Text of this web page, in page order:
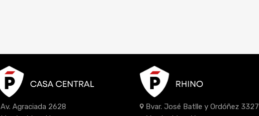
Av. Agraciada 2628
Bvar. José Batlle y Ordóñez 3327